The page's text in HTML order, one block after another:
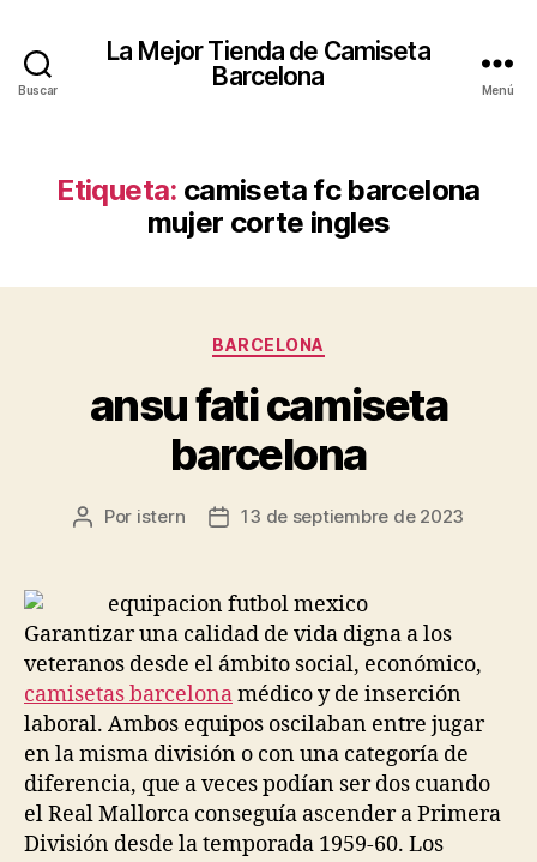
Buscar
La Mejor Tienda de Camiseta
Barcelona
Menú
Etiqueta: camiseta fc barcelona
mujer corte ingles
Categorías
BARCELONA
ansu fati camiseta
barcelona
Autor
entrada
Por istern
Fecha
entrada
13 de septiembre de 2023
Garantizar una calidad de vida digna a los
veteranos desde el ámbito social, económico,
camisetas barcelonamédico y de inserción
laboral. Ambos equipos oscilaban entre jugar
en la misma división o con una categoría de
diferencia, que a veces podían ser dos cuando
el Real Mallorca conseguía ascender a Primera
División desde la temporada 1959-60. Los